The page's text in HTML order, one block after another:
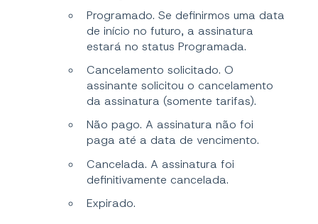
Programado. Se definirmos uma data
de início no futuro, a assinatura
estará no status Programada.
Cancelamento solicitado. O
assinante solicitou o cancelamento
da assinatura (somente tarifas).
Não pago. A assinatura não foi
paga até a data de vencimento.
Cancelada. A assinatura foi
definitivamente cancelada.
Expirado.